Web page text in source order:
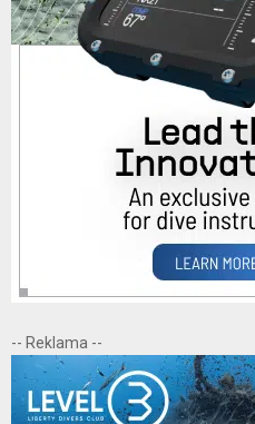
-- Reklama --